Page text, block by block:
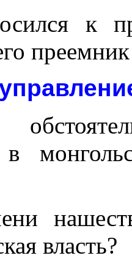
к
в
власть?